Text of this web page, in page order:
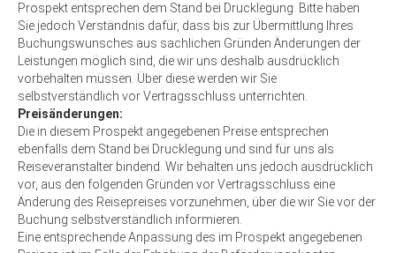
Prospekt entsprechen dem Stand bei Drucklegung. Bitte haben
Sie jedoch Verständnis dafür, dass bis zur Übermittlung Ihres
Buchungswunsches aus sachlichen Gründen Änderungen der
Leistungen möglich sind, die wir uns deshalb ausdrücklich
vorbehalten müssen. Über diese werden wir Sie
selbstverständlich vor Vertragsschluss unterrichten.
Preisänderungen:
Die in diesem Prospekt angegebenen Preise entsprechen
ebenfalls dem Stand bei Drucklegung und sind für uns als
Reiseveranstalter bindend. Wir behalten uns jedoch ausdrücklich
vor, aus den folgenden Gründen vor Vertragsschluss eine
Änderung des Reisepreises vorzunehmen, über die wir Sie vor der
Buchung selbstverständlich informieren.
Eine entsprechende Anpassung des im Prospekt angegebenen